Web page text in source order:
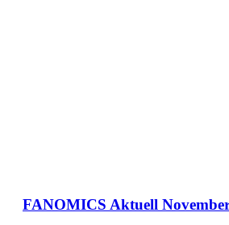
FANOMICS Aktuell